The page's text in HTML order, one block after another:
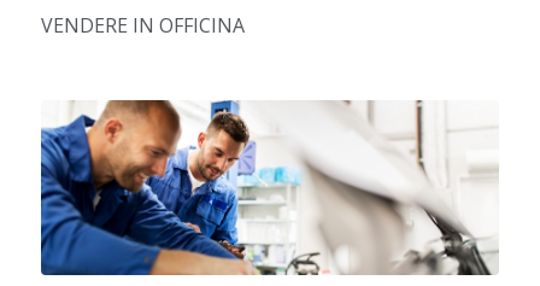
VENDERE IN OFFICINA